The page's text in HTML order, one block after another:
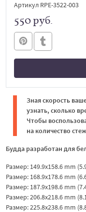
Артикул RPE-3522-003
550 руб.
Зная скорость
узнать, сколько
Чтобы
на количество
Будда разработан для
Размер: 149.9x158.6 mm
Размер: 168.9x178.6 mm
Размер: 187.9x198.6 mm
Размер: 206.8x218.6 mm
Размер: 225.8x238.6 mm